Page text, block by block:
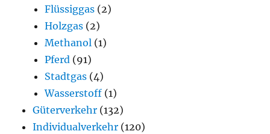
Flüssiggas (2)
Holzgas (2)
Methanol (1)
Pferd (91)
Stadtgas (4)
Wasserstoff (1)
Güterverkehr (132)
Individualverkehr (120)